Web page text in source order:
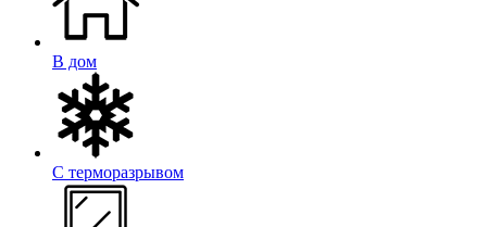
В дом
С терморазрывом